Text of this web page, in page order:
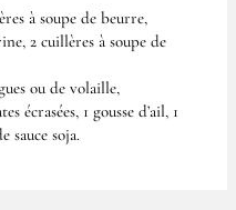
à soupe de beurre,
2 cuillères à soupe de
ou de volaille,
écrasées, 1 gousse d’ail, 1
sauce soja.